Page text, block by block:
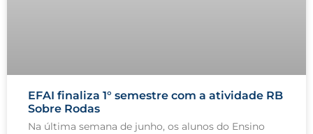
EFAI finaliza 1° semestre com a atividade RB
Sobre Rodas
Na última semana de junho, os alunos do Ensino